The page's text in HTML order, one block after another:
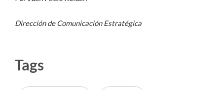
Dirección de Comunicación Estratégica
Tags